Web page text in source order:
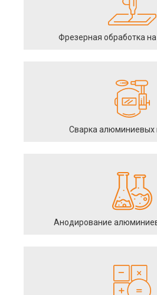
Фрезерная обработка
Сварка алюминиевых
Анодирование